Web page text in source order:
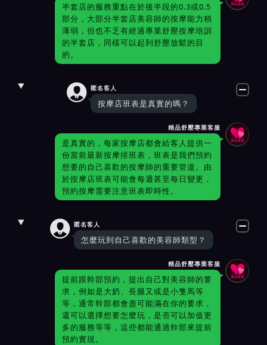
半套店的服務重點在於後半段的0.3或0.5
部分，大部分半套店美容師的按摩能力稍
薄弱，但也不乏有經過專業舒壓按摩培訓
的半套店，同樣可以起到舒壓放鬆的目
的。
 匿名客人
按摩店班表是真實的嗎？
精品舒壓專業客服
是真實的，每家按摩店都會給客人提供一
份當前最新按摩排班表，班表是我們預約
想要的自己喜歡的按摩師的重要管道。由
於按摩店班表可能會每週甚至每日變更，
預約按摩需要注意班表即時性。
 匿名客人
怎麼玩到自己喜歡的美容師類型？
精品舒壓專業客服
提前跟幹部預約，提出自己對美容師的要
求，例如是大奶、長腿又或是小隻馬等
等，通常幹部都會盡可能滿在你的要求，
還可以選擇想要怎麼玩，是否可以加值更
多的服務等等，這些都能通過幹部來提前
預約實現。